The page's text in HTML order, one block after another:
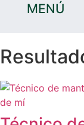
MENÚ